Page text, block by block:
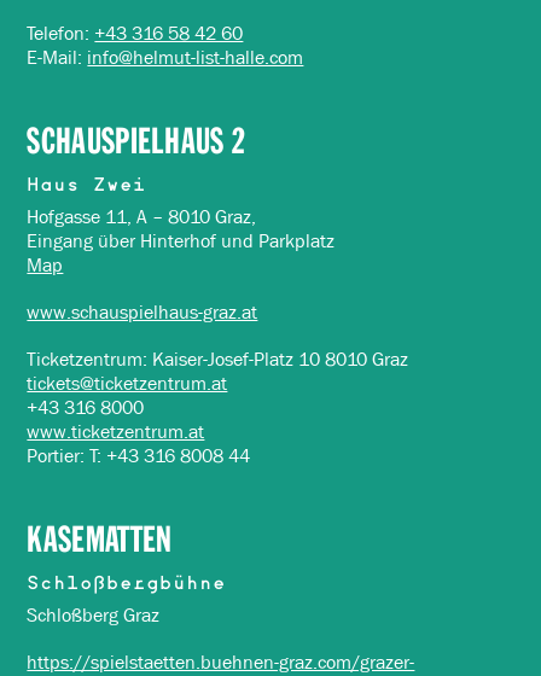
Telefon: +43 316 58 42 60
E-Mail: info@helmut-list-halle.com
SCHAUSPIELHAUS 2
Haus Zwei
Hofgasse 11, A – 8010 Graz,
Eingang über Hinterhof und Parkplatz
Map
www.schauspielhaus-graz.at
Ticketzentrum: Kaiser-Josef-Platz 10 8010 Graz
tickets@ticketzentrum.at
+43 316 8000
www.ticketzentrum.at
Portier: T: +43 316 8008 44
KASEMATTEN
Schloßbergbühne
Schloßberg Graz
https://spielstaetten.buehnen-graz.com/grazer-